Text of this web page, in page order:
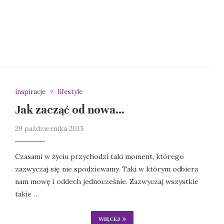
inspiracje lifestyle
Jak zacząć od nowa…
29 października 2015
Czasami w życiu przychodzi taki moment, którego
zazwyczaj się nie spodziewamy. Taki w którym odbiera
nam mowę i oddech jednocześnie. Zazwyczaj wszystkie
takie …
WIĘCEJ